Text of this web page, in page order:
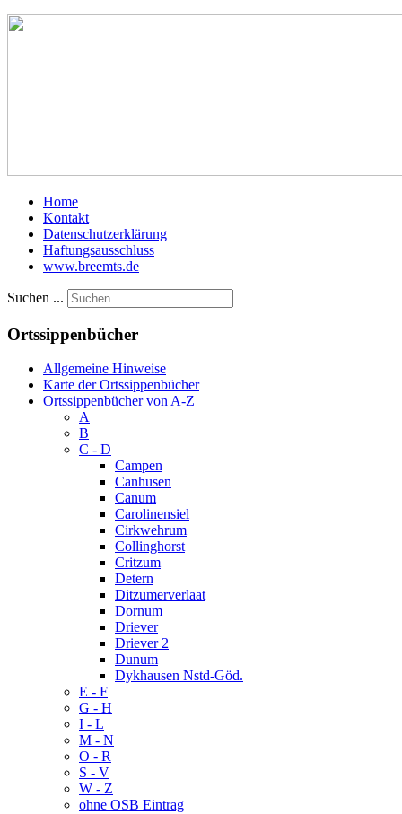
Home
Kontakt
Datenschutzerklärung
Haftungsausschluss
www.breemts.de
Suchen ...
Ortssippenbücher
Allgemeine Hinweise
Karte der Ortssippenbücher
Ortssippenbücher von A-Z
A
B
C - D
Campen
Canhusen
Canum
Carolinensiel
Cirkwehrum
Collinghorst
Critzum
Detern
Ditzumerverlaat
Dornum
Driever
Driever 2
Dunum
Dykhausen Nstd-Göd.
E - F
G - H
I - L
M - N
O - R
S - V
W - Z
ohne OSB Eintrag